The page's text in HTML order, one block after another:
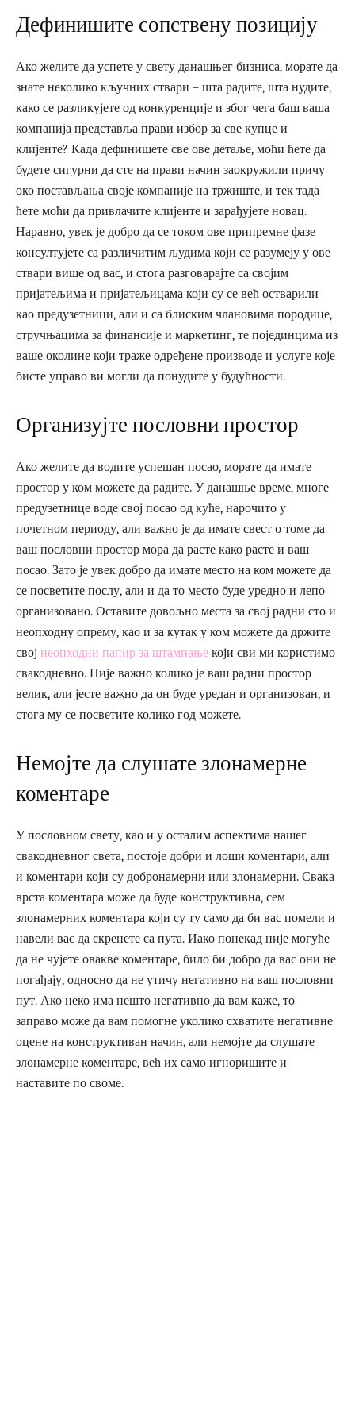
Дефинишите сопствену позицију
Ако желите да успете у свету данашњег бизниса, морате да
знате неколико кључних ствари – шта радите, шта нудите,
како се разликујете од конкуренције и због чега баш ваша
компанија представља прави избор за све купце и
клијенте? Када дефинишете све ове детаље, моћи ћете да
будете сигурни да сте на прави начин заокружили причу
око постављања своје компаније на тржиште, и тек тада
ћете моћи да привлачите клијенте и зарађујете новац.
Наравно, увек је добро да се током ове припремне фазе
консултујете са различитим људима који се разумеју у ове
ствари више од вас, и стога разговарајте са својим
пријатељима и пријатељицама који су се већ остварили
као предузетници, али и са блиским члановима породице,
стручњацима за финансије и маркетинг, те појединцима из
ваше околине који траже одређене производе и услуге које
бисте управо ви могли да понудите у будућности.
Организујте пословни простор
Ако желите да водите успешан посао, морате да имате
простор у ком можете да радите. У данашње време, многе
предузетнице воде свој посао од куће, нарочито у
почетном периоду, али важно је да имате свест о томе да
ваш пословни простор мора да расте како расте и ваш
посао. Зато је увек добро да имате место на ком можете да
се посветите послу, али и да то место буде уредно и лепо
организовано. Оставите довољно места за свој радни сто и
неопходну опрему, као и за кутак у ком можете да држите
свој неопходни папир за штампање који сви ми користимо
свакодневно. Није важно колико је ваш радни простор
велик, али јесте важно да он буде уредан и организован, и
стога му се посветите колико год можете.
Немојте да слушате злонамерне
коментаре
У пословном свету, као и у осталим аспектима нашег
свакодневног света, постоје добри и лоши коментари, али
и коментари који су добронамерни или злонамерни. Свака
врста коментара може да буде конструктивна, сем
злонамерних коментара који су ту само да би вас помели и
навели вас да скренете са пута. Иако понекад није могуће
да не чујете овакве коментаре, било би добро да вас они не
погађају, односно да не утичу негативно на ваш пословни
пут. Ако неко има нешто негативно да вам каже, то
заправо може да вам помогне уколико схватите негативне
оцене на конструктиван начин, али немојте да слушате
злонамерне коментаре, већ их само игноришите и
наставите по своме.